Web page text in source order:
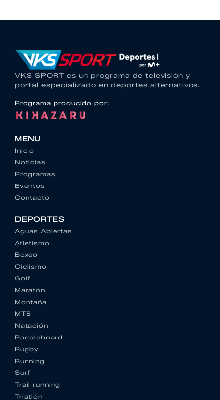
VKS SPORT es un programa de televisión y
portal especializado en deportes alternativos.
Programa producido por:
MENU
Inicio
Noticias
Programas
Eventos
Contacto
DEPORTES
Aguas Abiertas
Atletismo
Boxeo
Ciclismo
Golf
Maratón
Montaña
MTB
Natación
Paddleboard
Rugby
Running
Surf
Trail running
Triatlón